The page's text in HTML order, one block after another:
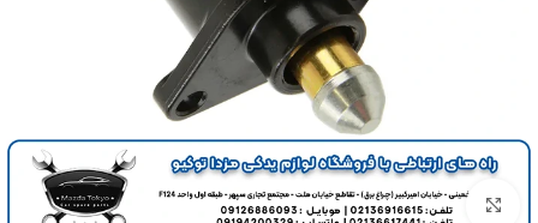
برای بزرگنمایی کلیک کنید